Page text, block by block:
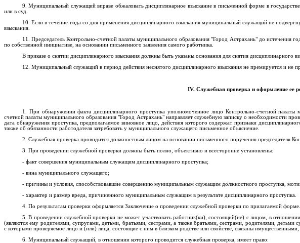
9. Муниципальный служащий вправе обжаловать дисциплинарное взыскание в письменной форме в
или в суд.
10. Если в течение года со дня применения дисциплинарного взыскания муниципальный служащий не
взыскания.
11. Председатель Контрольно-счетной палаты муниципального образования "Город Астрахань" до истечения
по собственной инициативе, на основании письменного заявления самого работника.
В приказе о снятии дисциплинарного взыскания должны быть указаны основания для снятия дисциплинарного
12. Муниципальный служащий в период действия неснятого дисциплинарного взыскания не премируется и не
IV. Служебная проверка и оформление ее
1. При обнаружении факта дисциплинарного проступка уполномоченное лицо Контрольно-счетной палаты
счетной палаты муниципального образования "Город Астрахань" направляет служебную записку о необходимости
дата обнаружения проступка, предполагаемое виновное лицо, действия которого содержат признаки
также об обязанности работодателя затребовать у муниципального служащего письменное объяснение.
2. Служебная проверка проводится должностным лицом на основании письменного поручения председателя
3. При проведении служебной проверки должны быть полно, объективно и всесторонне установлены:
- факт совершения муниципальным служащим дисциплинарного проступка;
- вина муниципального служащего;
- причины и условия, способствовавшие совершению муниципальным служащим должностного проступка,
- характер и размер вреда, причиненного муниципальным служащим в результате дисциплинарного проступка.
4. По результатам проверки оформляется Заключение о проведении служебной проверки по прилагаемой форме.
5. В проведении служебной проверки не может участвовать работник(ки), состоящий(ие) с лицом, в
(являются ему родителями, супругами, детьми, братьями, сестрами, а также братьями, сестрами, родителями, детьми
с которыми проверяемое лицо и (или) лица, состоящие с ним в близком родстве или свойстве, связаны
6. Муниципальный служащий, в отношении которого проводится служебная проверка, имеет право: